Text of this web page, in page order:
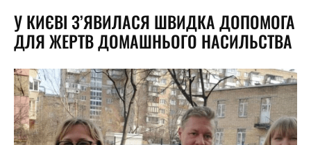
У КИЄВІ З’ЯВИЛАСЯ ШВИДКА ДОПОМОГА
ДЛЯ ЖЕРТВ ДОМАШНЬОГО НАСИЛЬСТВА